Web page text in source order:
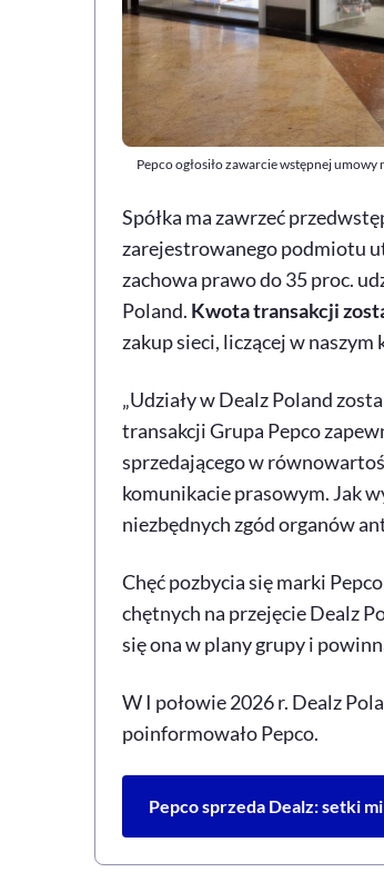
Pepco ogłosiło zawarcie wstępnej
Spółka ma zawrzeć
zarejestrowanego podmiotu
zachowa prawo do 35 proc.
Poland. Kwota transakcji
zakup sieci, liczącej w naszym
„Udziały w Dealz Poland
transakcji Grupa Pepco
sprzedającego w
komunikacie prasowym. Jak
niezbędnych zgód organów
Chęć pozbycia się marki
chętnych na przejęcie Dealz
się ona w plany grupy i
W I połowie 2026 r. Dealz
poinformowało Pepco.
Pepco sprzeda Dealz: setki